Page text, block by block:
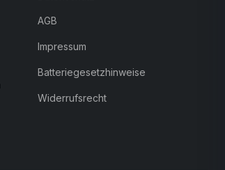
AGB
Impressum
Batteriegesetzhinweise
Widerrufsrecht